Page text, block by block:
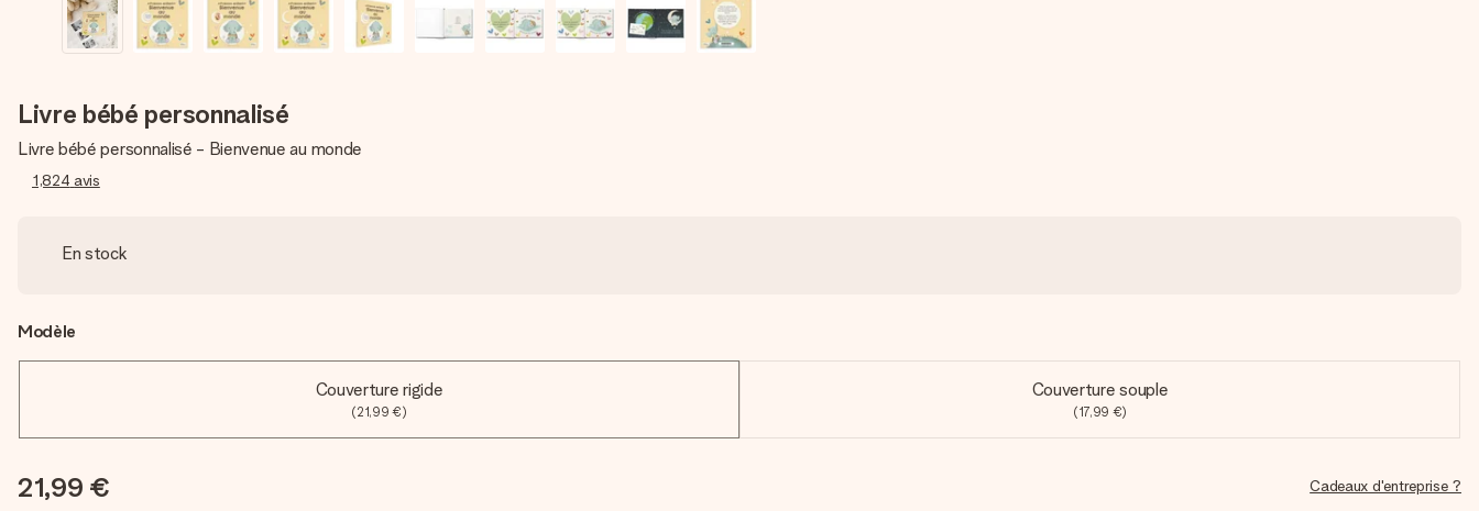
Livre bébé personnalisé
Livre bébé personnalisé - Bienvenue au monde
1,824 avis
En stock
Modèle
Couverture rigide
(21,99 €)
Couverture souple
(17,99 €)
21,99 € Cadeaux d'entreprise ?